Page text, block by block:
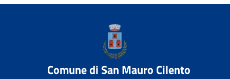
Comune di San Mauro Cilento